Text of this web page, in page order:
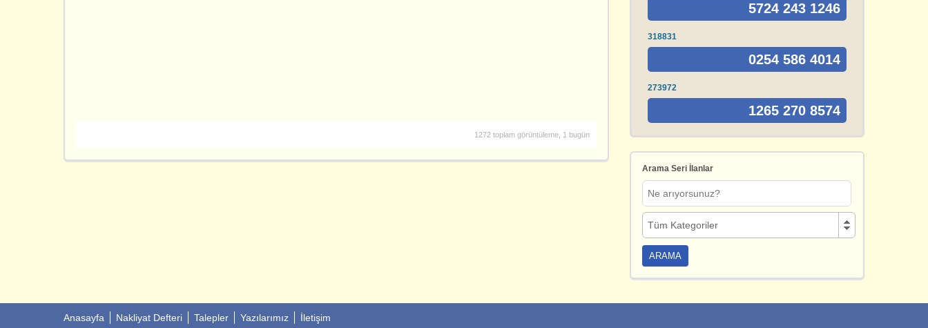
1272 toplam görüntüleme, 1 bugün
5724 243 1246
318831
0254 586 4014
273972
1265 270 8574
Arama Seri İlanlar
Tüm Kategoriler
Anasayfa Nakliyat Defteri Talepler Yazılarımız İletişim